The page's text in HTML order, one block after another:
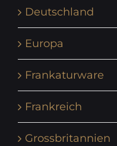
Deutschland
Europa
Frankaturware
Frankreich
Grossbritannien